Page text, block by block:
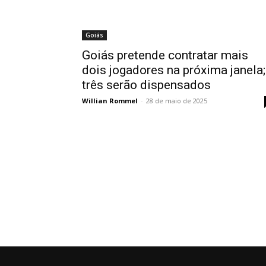
Goiás
Goiás pretende contratar mais
dois jogadores na próxima janela;
três serão dispensados
Willian Rommel - 28 de maio de 2025